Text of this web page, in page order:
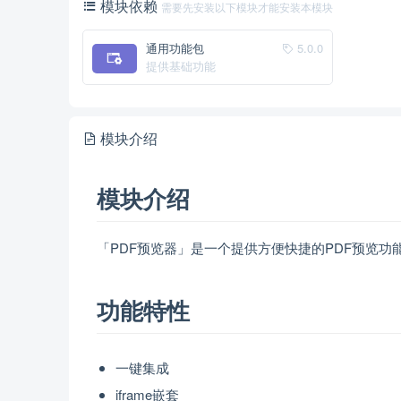
模块依赖 需要先安装以下模块才能安装本模块
5.0.0
通用功能包
提供基础功能
模块介绍
模块介绍
「PDF预览器」是一个提供方便快捷的PDF预览功
功能特性
一键集成
iframe嵌套